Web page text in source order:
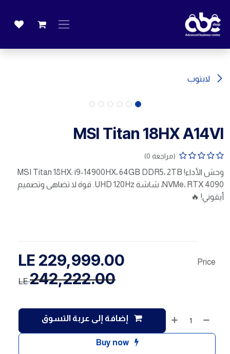
لابتوب
MSI Titan 18HX A14VI
(مراجعة 0)
وحش الأداء! MSI Titan 18HX: i9-14900HX، 64GB DDR5، 2TB
NVMe، RTX 4090، شاشة UHD 120Hz. قوة لا تضاهى وتصميم
أيقوني! 🔥
إضافة إلى عربة التسوق
Buy now
Price
229,999.00
242,222.00
LE